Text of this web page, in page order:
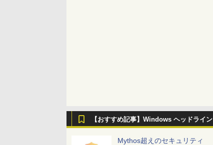
【おすすめ記事】Windows ヘッドライン
Mythos超えのセキュリティ